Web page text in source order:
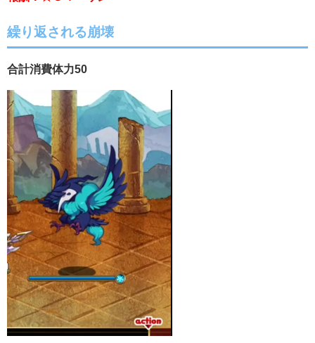
繰り返される崩壊
合計消費体力50